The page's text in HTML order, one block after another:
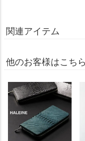
関連アイテム
他のお客様はこち